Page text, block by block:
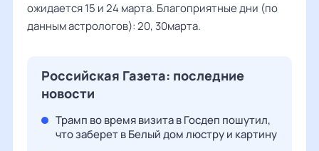
ожидается 15 и 24 марта. Благоприятные дни (по
данным астрологов): 20, 30марта.
Российская Газета: последние
новости
Трамп во время визита в Госдеп пошутил,
что заберет в Белый дом люстру и картину